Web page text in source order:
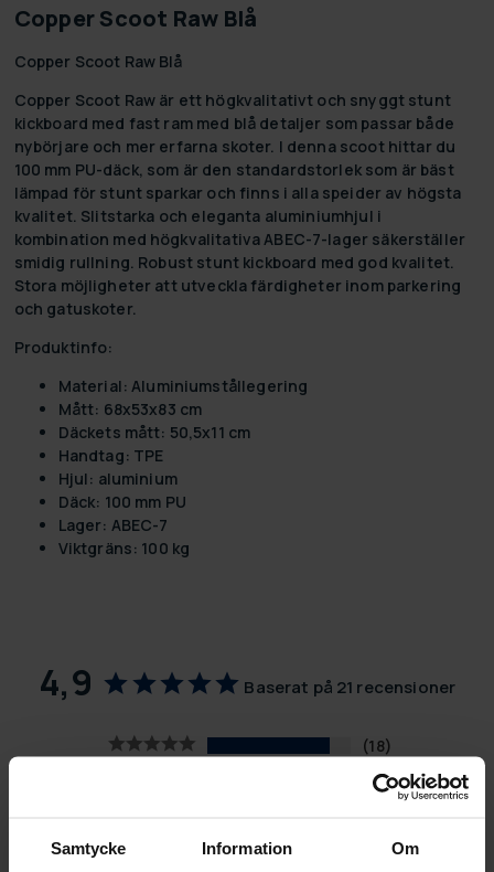
Samtycke Information Om
Copper Scoot Raw Blå
Copper Scoot Raw Blå
Copper Scoot Raw är ett högkvalitativt och snyggt stunt
kickboard med fast ram med blå detaljer som passar både
nybörjare och mer erfarna skoter. I denna scoot hittar du
100 mm PU-däck, som är den standardstorlek som är bäst
lämpad för stunt sparkar och finns i alla speider av högsta
kvalitet. Slitstarka och eleganta aluminiumhjul i
kombination med högkvalitativa ABEC-7-lager säkerställer
smidig rullning. Robust stunt kickboard med god kvalitet.
Stora möjligheter att utveckla färdigheter inom parkering
och gatuskoter.
Produktinfo:
Material: Aluminiumstållegering
Mått: 68x53x83 cm
Däckets mått: 50,5x11 cm
Handtag: TPE
Hjul: aluminium
Däck: 100 mm PU
Lager: ABEC-7
Viktgräns: 100 kg
4,9 Baserat på 21 recensioner
18
3
0